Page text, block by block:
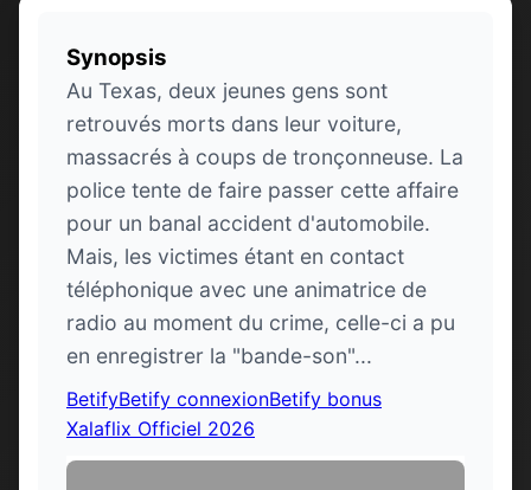
Synopsis
Au Texas, deux jeunes gens sont
retrouvés morts dans leur voiture,
massacrés à coups de tronçonneuse. La
police tente de faire passer cette affaire
pour un banal accident d'automobile.
Mais, les victimes étant en contact
téléphonique avec une animatrice de
radio au moment du crime, celle-ci a pu
en enregistrer la "bande-son"...
BetifyBetify connexionBetify bonus
Xalaflix Officiel 2026